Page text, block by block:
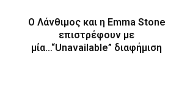
Ο Λάνθιμος και η Emma Stone
επιστρέφουν με
μία…“Unavailable” διαφήμιση